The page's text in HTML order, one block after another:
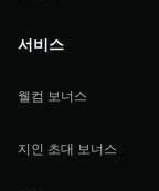
서비스
웰컴 보너스
지인 초대 보너스